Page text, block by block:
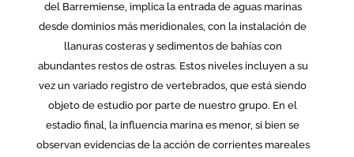
del Barremiense, implica la entrada de aguas marinas
desde dominios más meridionales, con la instalación de
llanuras costeras y sedimentos de bahías con
abundantes restos de ostras. Estos niveles incluyen a su
vez un variado registro de vertebrados, que está siendo
objeto de estudio por parte de nuestro grupo. En el
estadio final, la influencia marina es menor, si bien se
observan evidencias de la acción de corrientes mareales